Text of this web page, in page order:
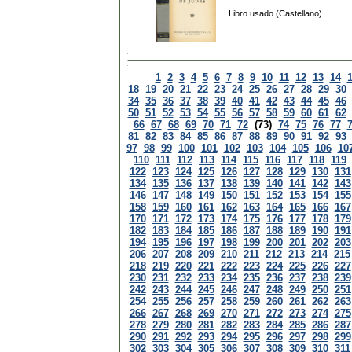
Libro usado (Castellano)
1 2 3 4 5 6 7 8 9 10 11 12 13 14
18 19 20 21 22 23 24 25 26 27 28 29 30
34 35 36 37 38 39 40 41 42 43 44 45 46
50 51 52 53 54 55 56 57 58 59 60 61 62
66 67 68 69 70 71 72 (73) 74 75 76 77
81 82 83 84 85 86 87 88 89 90 91 92 93
97 98 99 100 101 102 103 104 105 106
110 111 112 113 114 115 116 117 118 119
122 123 124 125 126 127 128 129 130 131
134 135 136 137 138 139 140 141 142 143
146 147 148 149 150 151 152 153 154 155
158 159 160 161 162 163 164 165 166 167
170 171 172 173 174 175 176 177 178 179
182 183 184 185 186 187 188 189 190 191
194 195 196 197 198 199 200 201 202 203
206 207 208 209 210 211 212 213 214 215
218 219 220 221 222 223 224 225 226 227
230 231 232 233 234 235 236 237 238 239
242 243 244 245 246 247 248 249 250 251
254 255 256 257 258 259 260 261 262 263
266 267 268 269 270 271 272 273 274 275
278 279 280 281 282 283 284 285 286 287
290 291 292 293 294 295 296 297 298 299
302 303 304 305 306 307 308 309 310 311